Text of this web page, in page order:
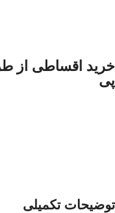
خرید اقساطی از
پی
توضیحات تکمیلی